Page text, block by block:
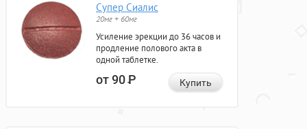
Супер Сиалис
20мг + 60мг
Усиление эрекции до 36 часов и
продление полового акта в
одной таблетке.
от 90Р Купить